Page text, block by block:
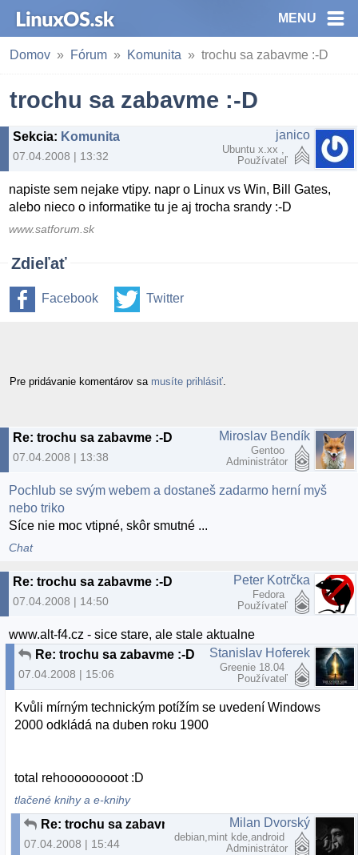
MENU
Domov Fórum Komunita trochu sa zabavme :-D
trochu sa zabavme :-D
Sekcia: Komunita
07.04.2008 | 13:32
janico
Ubuntu x.xx ,
Používateľ
napiste sem nejake vtipy. napr o Linux vs Win, Bill Gates,
alebo nieco o informatike tu je aj trocha srandy :-D
www.satforum.sk
Zdieľať
Facebook Twitter
Pre pridávanie komentárov sa musíte prihlásiť
Re: trochu sa zabavme :-D
07.04.2008 | 13:38
Miroslav Bendík
Gentoo
Administrátor
Pochlub se svým webem a dostaneš zadarmo herní myš
nebo triko
Síce nie moc vtipné, skôr smutné ...
Chat
Re: trochu sa zabavme :-D
07.04.2008 | 14:50
Peter Kotrčka
Fedora
Používateľ
www.alt-f4.cz - sice stare, ale stale aktualne
Re: trochu sa zabavme :-D
07.04.2008 | 15:06
Stanislav Hoferek
Greenie 18.04
Používateľ
Kvůli mírným technickým potížím se uvedení Windows
2000 odkládá na duben roku 1900
total rehooooooooot :D
tlačené knihy a e-knihy
Re: trochu sa zabavme :-D
07.04.2008 | 15:44
Milan Dvorský
debian,mint kde,android
Administrátor